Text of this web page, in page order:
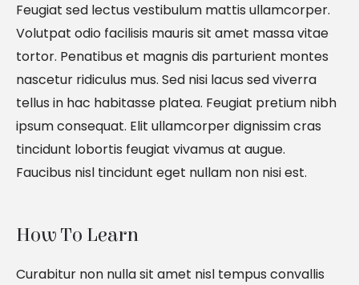
Feugiat sed lectus vestibulum mattis ullamcorper.
Volutpat odio facilisis mauris sit amet massa vitae
tortor. Penatibus et magnis dis parturient montes
nascetur ridiculus mus. Sed nisi lacus sed viverra
tellus in hac habitasse platea. Feugiat pretium nibh
ipsum consequat. Elit ullamcorper dignissim cras
tincidunt lobortis feugiat vivamus at augue.
Faucibus nisl tincidunt eget nullam non nisi est.
How To Learn
Curabitur non nulla sit amet nisl tempus convallis